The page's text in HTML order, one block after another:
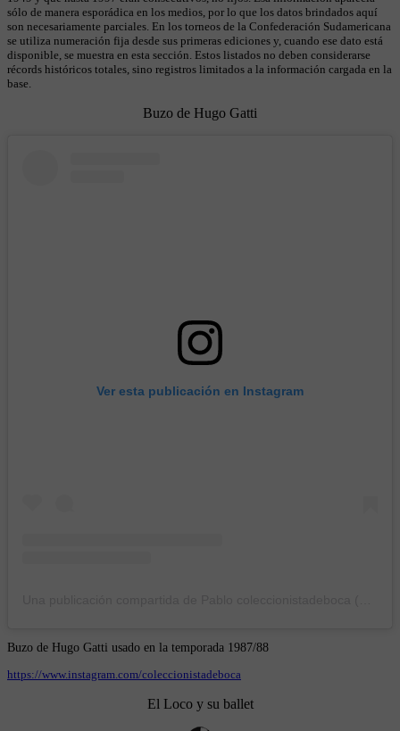
sólo de manera esporádica en los medios, por lo que los datos brindados aquí
son necesariamente parciales. En los torneos de la Confederación Sudamericana
se utiliza numeración fija desde sus primeras ediciones y, cuando ese dato está
disponible, se muestra en esta sección. Estos listados no deben considerarse
récords históricos totales, sino registros limitados a la información cargada en la
base.
Buzo de Hugo Gatti
Ver esta publicación en Instagram
Buzo de Hugo Gatti usado en la temporada 1987/88
https://www.instagram.com/coleccionistadeboca
El Loco y su ballet